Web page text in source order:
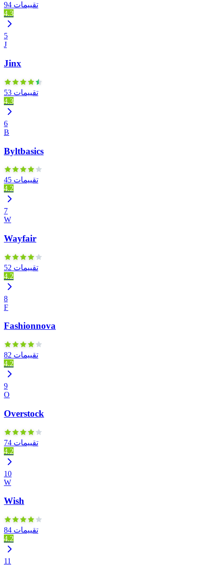
94 تقييمات
4.3
5
J
Jinx
53 تقييمات
4.3
6
B
Byltbasics
45 تقييمات
4.2
7
W
Wayfair
52 تقييمات
4.2
8
F
Fashionnova
82 تقييمات
4.2
9
O
Overstock
74 تقييمات
4.2
10
W
Wish
84 تقييمات
4.2
11